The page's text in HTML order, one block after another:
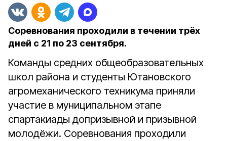
Соревнования проходили в течении трёх
дней с 21 по 23 сентября.
Команды средних общеобразовательных
школ района и студенты Ютановского
агромеханического техникума приняли
участие в муниципальном этапе
спартакиады допризывной и призывной
молодёжи. Соревнования проходили